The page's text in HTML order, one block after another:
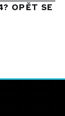
OPĚT SE